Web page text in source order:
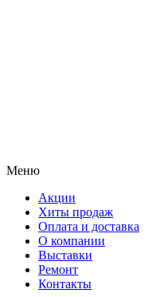
Меню
Акции
Хиты продаж
Оплата и доставка
О компании
Выставки
Ремонт
Контакты